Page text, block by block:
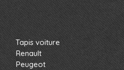
Tapis voiture
Renault
Peugeot